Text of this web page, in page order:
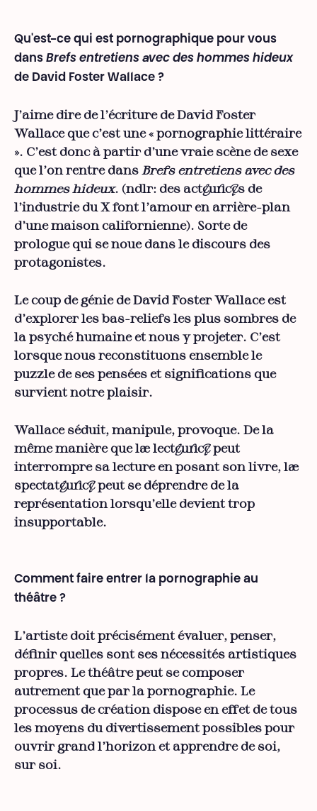
Qu'est-ce qui est pornographique pour vous
dans Brefs entretiens avec des hommes hideux
de David
Foster Wallace ?
J’aime dire de l’écriture de David Foster
Wallace que c’est une « pornographie littéraire
». C’est donc à partir d’une vraie scène de sexe
que l’on rentre dans Brefs entretiens avec des
hommes hideux. (ndlr: des acteur·ices de
l’industrie du X font l’amour en arrière-plan
d’une maison californienne). Sorte de
prologue qui se noue dans le discours des
protagonistes.
Le coup de génie de David Foster Wallace est
d’explorer les bas-reliefs les plus sombres de
la psyché humaine et nous y projeter. C’est
lorsque nous reconstituons ensemble le
puzzle de ses pensées et significations que
survient notre plaisir.
Wallace séduit, manipule, provoque. De la
même manière que la·e lecteur·ice peut
interrompre sa lecture en posant son livre, la·e
spectateur·ice peut se déprendre de la
représentation lorsqu’elle devient trop
insupportable.
Comment faire entrer la pornographie au
théâtre ?
L’artiste doit précisément évaluer, penser,
définir quelles sont ses nécessités artistiques
propres. Le théâtre peut se composer
autrement que par la pornographie. Le
processus de création dispose en effet de tous
les moyens du divertissement possibles pour
ouvrir grand l’horizon et apprendre de soi,
sur soi.